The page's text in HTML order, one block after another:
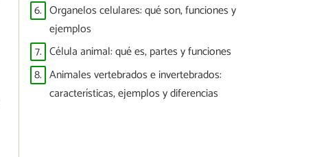
6. Organelos celulares: qué son, funciones y
ejemplos
7. Célula animal: qué es, partes y funciones
8. Animales vertebrados e invertebrados:
características, ejemplos y diferencias